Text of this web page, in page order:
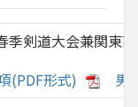
季剣道大会兼関東
(PDF形式)
男